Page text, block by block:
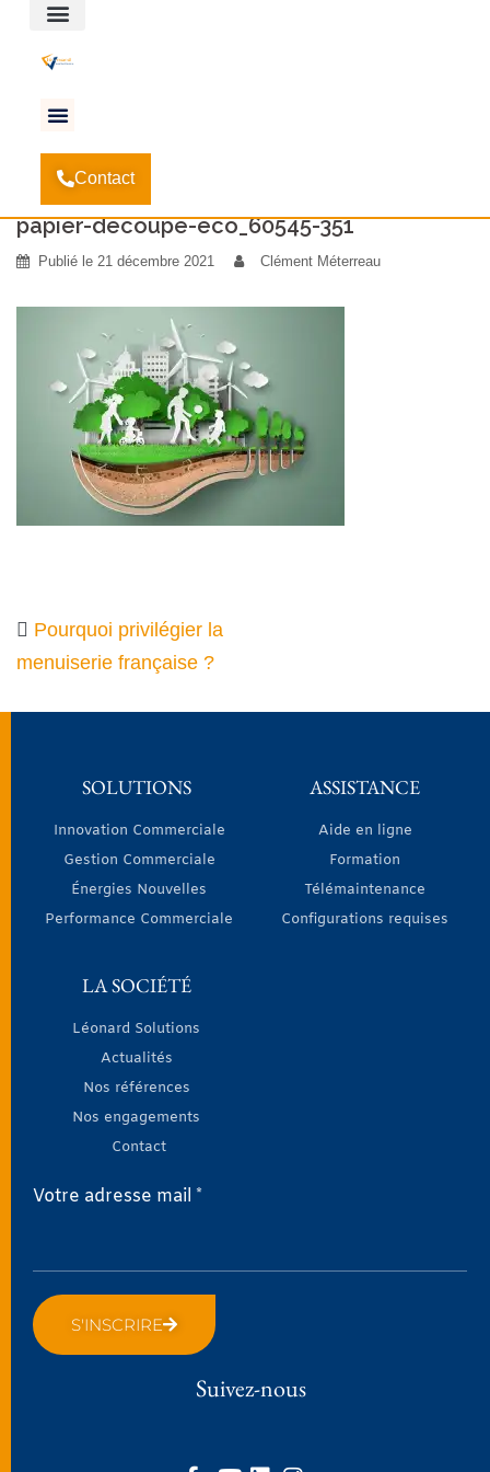
Contact
Accueil-Pourquoi privilégier la menuiserie française
papier-decoupe-eco_60545-351
papier-decoupe-eco_60545-351
Publié le 21 décembre 2021 Clément Méterreau
Pourquoi privilégier la
menuiserie française ?
SOLUTIONS
Innovation Commerciale
Gestion Commerciale
Énergies Nouvelles
Performance Commerciale
ASSISTANCE
Aide en ligne
Formation
Télémaintenance
Configurations requises
LA SOCIÉTÉ
Léonard Solutions
Actualités
Nos références
Nos engagements
Contact
Votre adresse mail *
S'INSCRIRE
Suivez-nous